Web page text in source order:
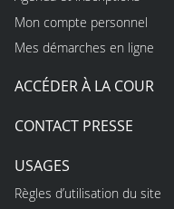
Mon compte personnel
Mes démarches en ligne
ACCÉDER À LA COUR
CONTACT PRESSE
USAGES
Règles d’utilisation du site